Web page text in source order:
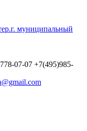
муниципальный
+7(495)985-